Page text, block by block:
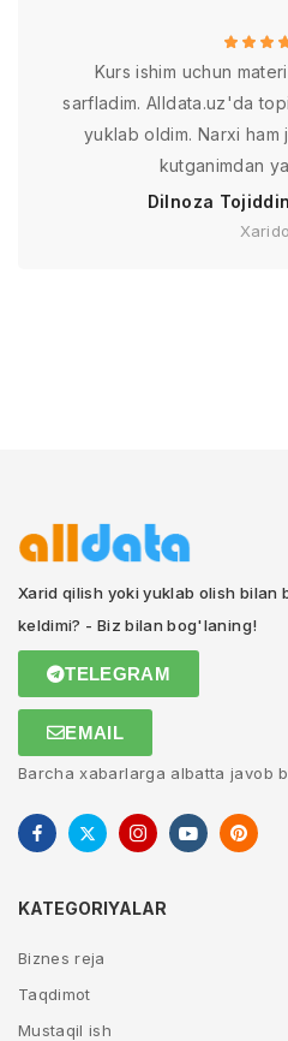
Kurs ishim uchun
sarfladim. Alldata.uz'da
yuklab oldim. Narxi ham
kutganimdan
Dilnoza
Xarid qilish yoki yuklab olish bilan
keldimi? - Biz bilan bog'laning!
TELEGRAM
EMAIL
Barcha xabarlarga albatta javob
KATEGORIYALAR
Biznes reja
Taqdimot
Mustaqil ish